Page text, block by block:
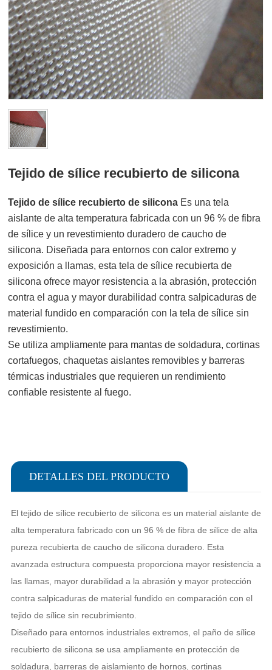
Tejido de sílice recubierto de silicona
Tejido de sílice recubierto de silicona Es una tela
aislante de alta temperatura fabricada con un 96 % de fibra
de sílice y un revestimiento duradero de caucho de
silicona. Diseñada para entornos con calor extremo y
exposición a llamas, esta tela de sílice recubierta de
silicona ofrece mayor resistencia a la abrasión, protección
contra el agua y mayor durabilidad contra salpicaduras de
material fundido en comparación con la tela de sílice sin
revestimiento.
Se utiliza ampliamente para mantas de soldadura, cortinas
cortafuegos, chaquetas aislantes removibles y barreras
térmicas industriales que requieren un rendimiento
confiable resistente al fuego.
DETALLES DEL PRODUCTO
El tejido de sílice recubierto de silicona es un material aislante de
alta temperatura fabricado con un 96 % de fibra de sílice de alta
pureza recubierta de caucho de silicona duradero. Esta
avanzada estructura compuesta proporciona mayor resistencia a
las llamas, mayor durabilidad a la abrasión y mayor protección
contra salpicaduras de material fundido en comparación con el
tejido de sílice sin recubrimiento.
Diseñado para entornos industriales extremos, el paño de sílice
recubierto de silicona se usa ampliamente en protección de
soldadura, barreras de aislamiento de hornos, cortinas